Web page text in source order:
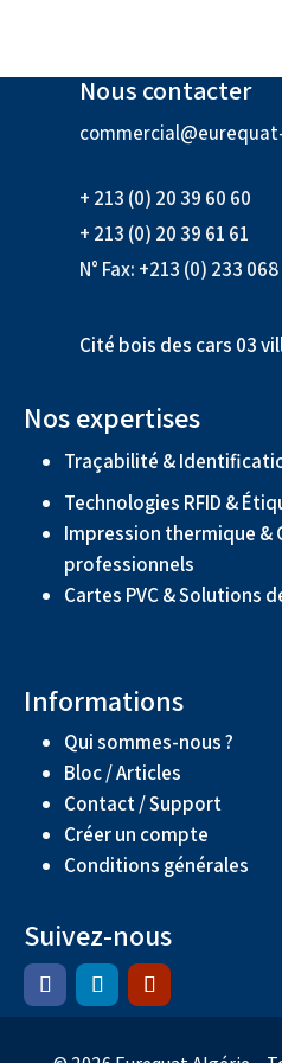
Nous contacter
+ 213 (0) 20 39 60 60
+ 213 (0) 20 39 61 61
N° Fax: +213 (0) 233 068
Cité bois des cars 03
Nos expertises
Traçabilité &
Technologies RFID &
Impression thermique &
professionnels
Cartes PVC & Solutions
Informations
Qui sommes-nous ?
Bloc / Articles
Contact / Support
Créer un compte
Conditions générales
Suivez-nous